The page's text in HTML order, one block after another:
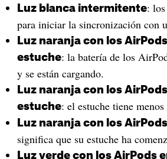
Luz blanca intermitente:
para iniciar la sincronización con
Luz naranja con los
estuche: la batería de los
y se están cargando.
Luz naranja con los
estuche: el estuche tiene
Luz naranja con los
significa que su estuche ha
Luz verde con los AirPods